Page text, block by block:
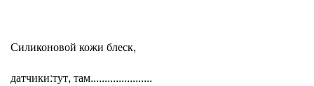
Силиконовой кожи блеск,
датчики:тут, там......................